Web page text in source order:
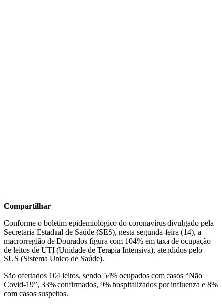
Compartilhar
Conforme o boletim epidemiológico do coronavírus divulgado pela
Secretaria Estadual de Saúde (SES), nesta segunda-feira (14), a
macrorregião de Dourados figura com 104% em taxa de ocupação
de leitos de UTI (Unidade de Terapia Intensiva), atendidos pelo
SUS (Sistema Único de Saúde).
São ofertados 104 leitos, sendo 54% ocupados com casos “Não
Covid-19”, 33% confirmados, 9% hospitalizados por influenza e 8%
com casos suspeitos.